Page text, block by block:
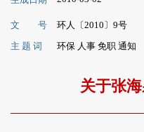
文 号
环人〔2010〕9号
主 题 词
环保 人事 免职 通知
关于张